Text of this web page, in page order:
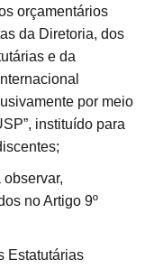
orçamentários
da Diretoria, dos
e da
por meio
instituído para
observar,
no Artigo 9º
Estatutárias